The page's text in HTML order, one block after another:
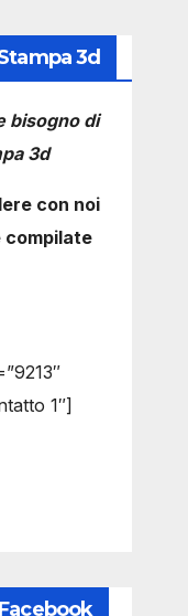
3d
bisogno di
3d
con noi
compilate
1″]